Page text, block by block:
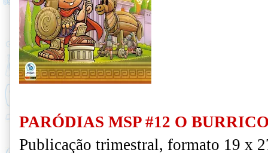
PARÓDIAS MSP #12 O
Publicação trimestral, formato 19 x